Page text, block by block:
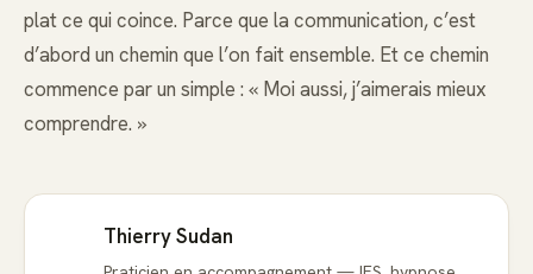
plat ce qui coince. Parce que la communication, c’est
d’abord un chemin que l’on fait ensemble. Et ce chemin
commence par un simple : « Moi aussi, j’aimerais mieux
comprendre. »
Thierry Sudan